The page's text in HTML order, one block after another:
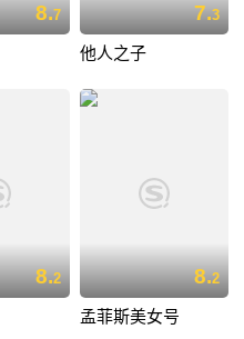
8.7 7.3
他人之子
8.2 8.2
孟菲斯美女号